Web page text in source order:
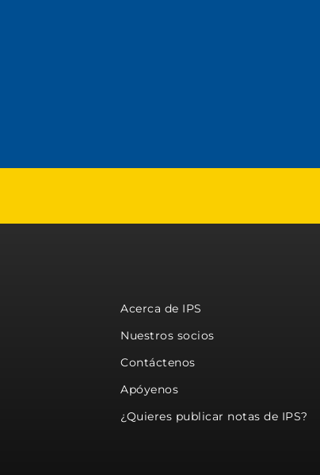
Acerca de IPS
Nuestros socios
Contáctenos
Apóyenos
¿Quieres publicar notas de IPS?